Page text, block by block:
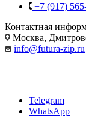
+7 (917)
Контактная
Москва,
info@futura-zip.ru
Telegram
WhatsApp